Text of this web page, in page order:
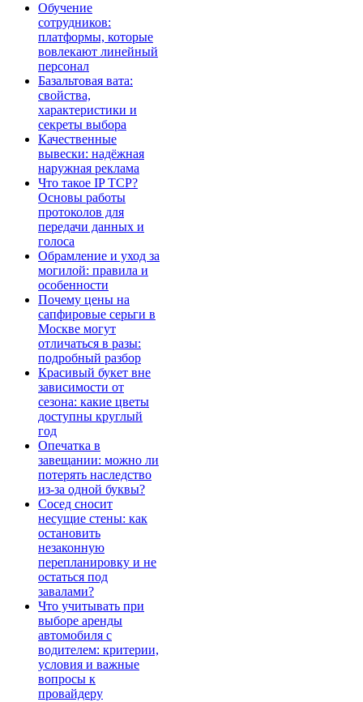
Обучение
сотрудников:
платформы, которые
вовлекают линейный
персонал
Базальтовая вата:
свойства,
характеристики и
секреты выбора
Качественные
вывески: надёжная
наружная реклама
Что такое IP TCP?
Основы работы
протоколов для
передачи данных и
голоса
Обрамление и уход за
могилой: правила и
особенности
Почему цены на
сапфировые серьги в
Москве могут
отличаться в разы:
подробный разбор
Красивый букет вне
зависимости от
сезона: какие цветы
доступны круглый
год
Опечатка в
завещании: можно ли
потерять наследство
из-за одной буквы?
Сосед сносит
несущие стены: как
остановить
незаконную
перепланировку и не
остаться под
завалами?
Что учитывать при
выборе аренды
автомобиля с
водителем: критерии,
условия и важные
вопросы к
провайдеру